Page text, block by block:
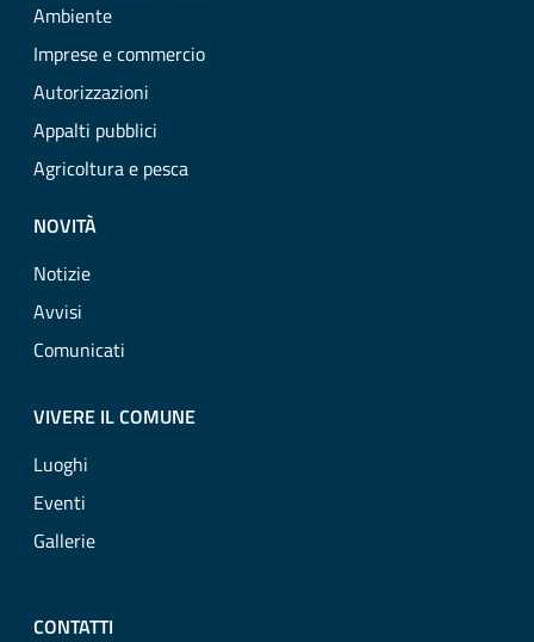
Ambiente
Imprese e commercio
Autorizzazioni
Appalti pubblici
Agricoltura e pesca
NOVITÀ
Notizie
Avvisi
Comunicati
VIVERE IL COMUNE
Luoghi
Eventi
Gallerie
CONTATTI